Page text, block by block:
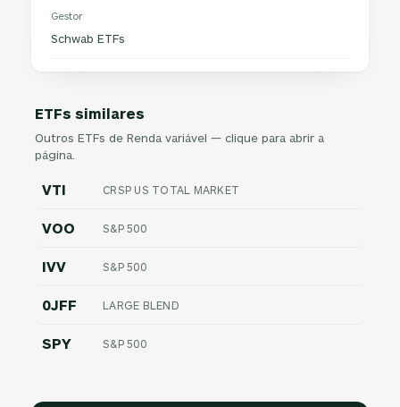
Gestor
Schwab ETFs
ETFs similares
Outros ETFs de Renda variável — clique para abrir a
página.
VTI CRSP US TOTAL MARKET
VOO S&P 500
IVV S&P 500
0JFF LARGE BLEND
SPY S&P 500